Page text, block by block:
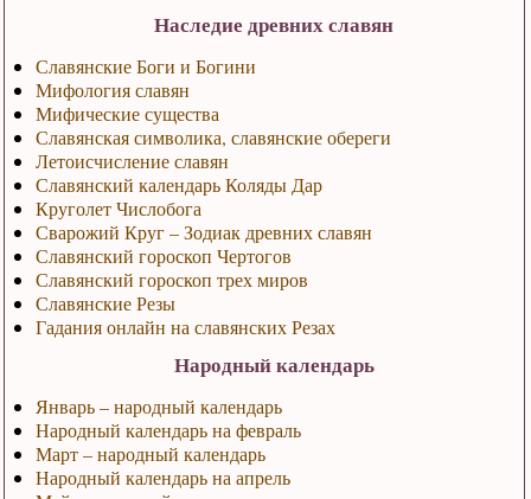
Наследие древних славян
Славянские Боги и Богини
Мифология славян
Мифические существа
Славянская символика, славянские обереги
Летоисчисление славян
Славянский календарь Коляды Дар
Круголет Числобога
Сварожий Круг – Зодиак древних славян
Славянский гороскоп Чертогов
Славянский гороскоп трех миров
Славянские Резы
Гадания онлайн на славянских Резах
Народный календарь
Январь – народный календарь
Народный календарь на февраль
Март – народный календарь
Народный календарь на апрель